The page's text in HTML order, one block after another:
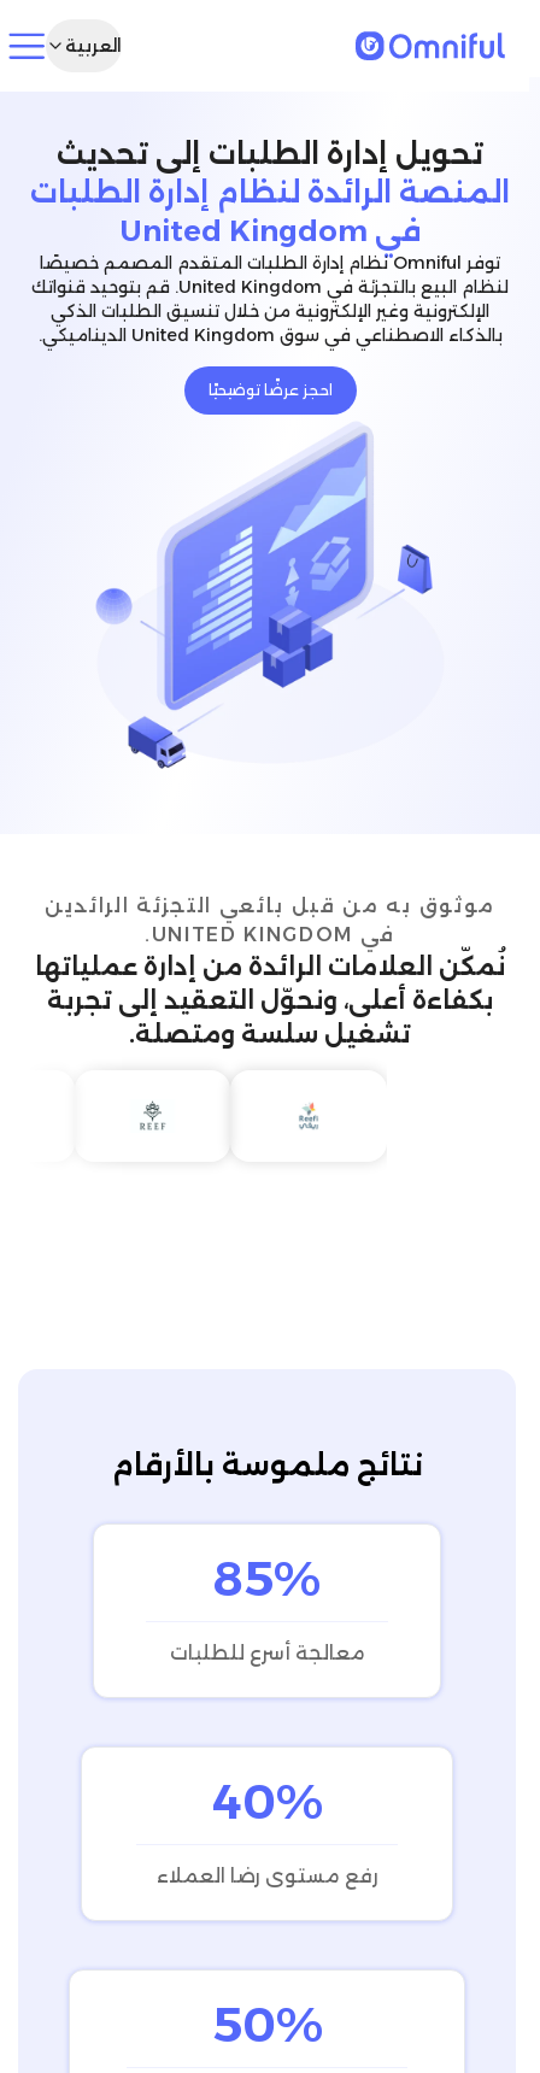
العربية
تحويل إدارة الطلبات إلى تحديث
المنصة الرائدة لنظام إدارة الطلبات
في United Kingdom
توفر Omniful نظام إدارة الطلبات المتقدم المصمم خصيصًا
لنظام البيع بالتجزئة في United Kingdom. قم بتوحيد قنواتك
الإلكترونية وغير الإلكترونية من خلال تنسيق الطلبات الذكي
بالذكاء الاصطناعي في سوق United Kingdom الديناميكي.
احجز عرضًا توضيحيًا
موثوق به من قبل بائعي التجزئة الرائدين
في UNITED KINGDOM.
نُمكّن العلامات الرائدة من إدارة عملياتها
بكفاءة أعلى، ونحوّل التعقيد إلى تجربة
تشغيل سلسة ومتصلة.
نتائج ملموسة بالأرقام
85%
معالجة أسرع للطلبات
40%
رفع مستوى رضا العملاء
50%